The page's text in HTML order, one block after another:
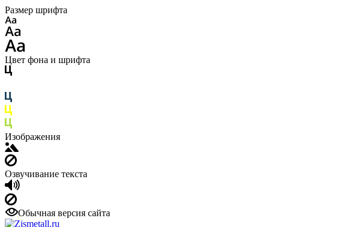
Размер шрифта
Цвет фона и шрифта
Изображения
Озвучивание текста
Обычная версия сайта